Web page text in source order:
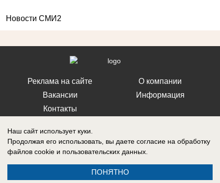
Новости СМИ2
Реклама на сайте
Вакансии
Контакты
О компании
Информация
Федеральной службой по надзору в сфере связи, информационных
технологий и массовых коммуникаций (Роскомнадзор) 19 июля 2019 г.
Наш сайт использует куки.
Продолжая его использовать, вы даете согласие на обработку
файлов cookie и пользовательских данных.
ПОНЯТНО